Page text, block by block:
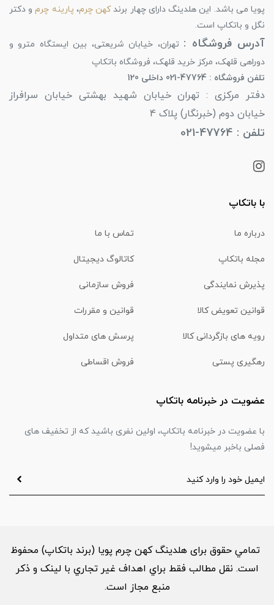
پویا می باشد. این هلدینگ دارای چهار برندکهن چرم، پارینه چرمو دکتر
نگل و باتکاپ است.
آدرس فروشگاه : تهران، خیابان شریعتی، بین ایستگاه مترو و
دوراهی قلهک، مرکز خرید قلهک، فروشگاه باتکاپ
تلفن فروشگاه : 47764-021 داخلی 120
دفتر مرکزی : تهران خیابان شهید بهشتی خیابان سرافراز
خیابان دوم (خبرنگار) پلاک 4
تلفن : 47764-021
با باتکاپ
درباره ما تماس با ما
مجله باتکاپ کاتالوگ دیجیتال
پذیرش نمایندگی فروش سازمانی
قوانین تعویض کالا قوانین و مقررات
رویه های بازگردانی کالا پرسش های متداول
رهگیری پستی فروش اقساطی
عضویت در خبرنامه باتکاپ
با عضویت در خبرنامه باتکاپ، اولین نفری باشید که از تخفیف های
فصلی باخبر میشوید!
تمامي حقوق برای هلدینگ کهن چرم پویا (برند باتکاپ) محفوظ
است. نقل مطالب فقط براي اهداف غير تجاري با لینک و ذکر
منبع مجاز است.